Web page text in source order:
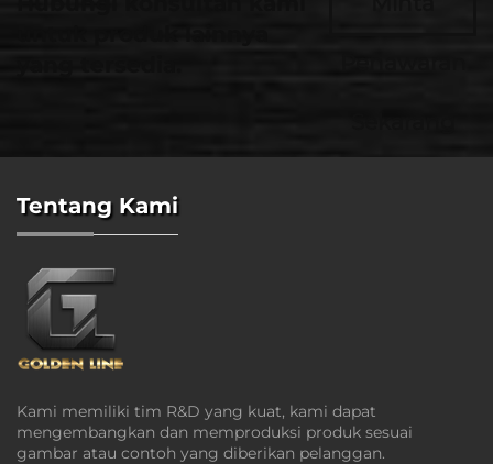
Tentang Kami
Kami memiliki tim R&D yang kuat, kami dapat
mengembangkan dan memproduksi produk sesuai
gambar atau contoh yang diberikan pelanggan.